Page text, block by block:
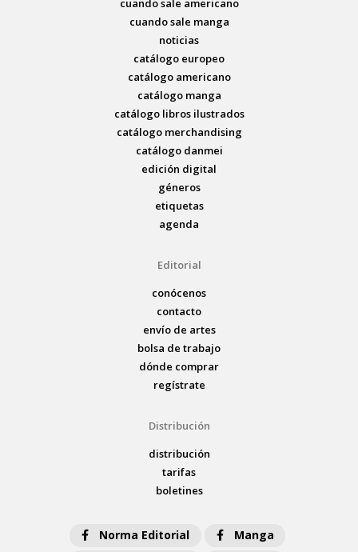
cuando sale americano
cuando sale manga
noticias
catálogo europeo
catálogo americano
catálogo manga
catálogo libros ilustrados
catálogo merchandising
catálogo danmei
edición digital
géneros
etiquetas
agenda
Editorial
conócenos
contacto
envío de artes
bolsa de trabajo
dónde comprar
regístrate
Distribución
distribución
tarifas
boletines
Norma Editorial
Manga